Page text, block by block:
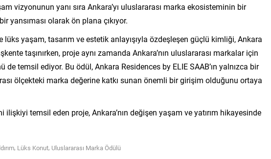
vizyonunun yanı sıra Ankara’yı uluslararası marka ekosisteminin bir
yansıması olarak ön plana çıkıyor.
lüks yaşam, tasarım ve estetik anlayışıyla özdeşleşen güçlü kimliği, Ankara
taşınırken, proje aynı zamanda Ankara’nın uluslararası markalar için
temsil ediyor. Bu ödül, Ankara Residences by ELIE SAAB’ın yalnızca bir
ölçekteki marka değerine katkı sunan önemli bir girişim olduğunu ortaya
temsil eden proje, Ankara’nın değişen yaşam ve yatırım hikayesinde
, Lüks Konut, Uluslararası Marka Ödülü